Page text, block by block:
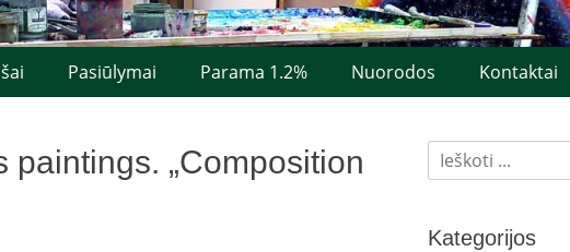
Pasiūlymai Parama 1.2% Nuorodos Kontaktai
„Composition
Ieškoti:
Kategorijos